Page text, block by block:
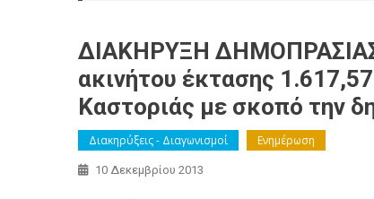
ΔΙΑΚΗΡΥΞΗ ΔΗΜΟΠΡΑΣΙΑΣ
ακινήτου έκτασης
Καστοριάς με σκοπό την
Διακηρύξεις - Διαγωνισμοί Ενημέρωση
10 Δεκεμβρίου 2013